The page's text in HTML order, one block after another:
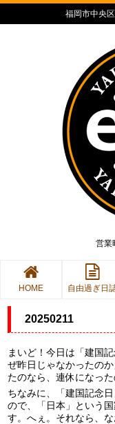
福岡市中央
営業
HOME 自由過ぎ日
20250211
まいど！今日は「建国
ぜ昨日じゃなかったの
たのなら、連休になっ
ちなみに、「建国記念
ので、「日本」という
す。へぇ。それなら、